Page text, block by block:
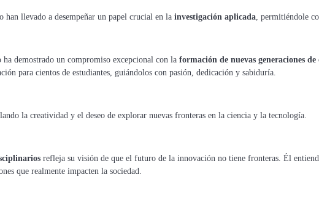
llevado a desempeñar un papel crucial en la investigación aplicada, permitiéndole
demostrado un compromiso excepcional con la formación de nuevas generaciones
para cientos de estudiantes, guiándolos con pasión, dedicación y sabiduría.
la creatividad y el deseo de explorar nuevas fronteras en la ciencia y la tecnología.
refleja su visión de que el futuro de la innovación no tiene fronteras. Él
que realmente impacten la sociedad.